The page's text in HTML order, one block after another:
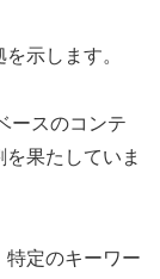
示します。
ースのコンテ
果たしていま
特定のキーワー